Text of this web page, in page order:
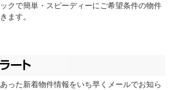
クで簡単・スピーディーにご希望条件の物件
ます。
った新着物件情報をいち早くメールでお知ら